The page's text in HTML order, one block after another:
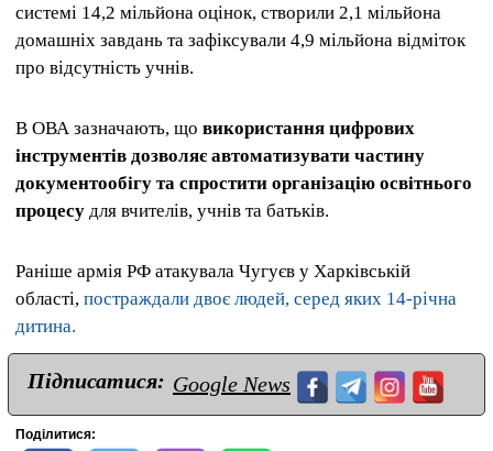
системі 14,2 мільйона оцінок, створили 2,1 мільйона
домашніх завдань та зафіксували 4,9 мільйона відміток
про відсутність учнів.
В ОВА зазначають, що використання цифрових
інструментів дозволяє автоматизувати частину
документообігу та спростити організацію освітнього
процесу для вчителів, учнів та батьків.
Раніше армія РФ атакувала Чугуєв у Харківській
області, постраждали двоє людей, серед яких 14-річна
дитина.
Підписатися: Google News
Поділитися: